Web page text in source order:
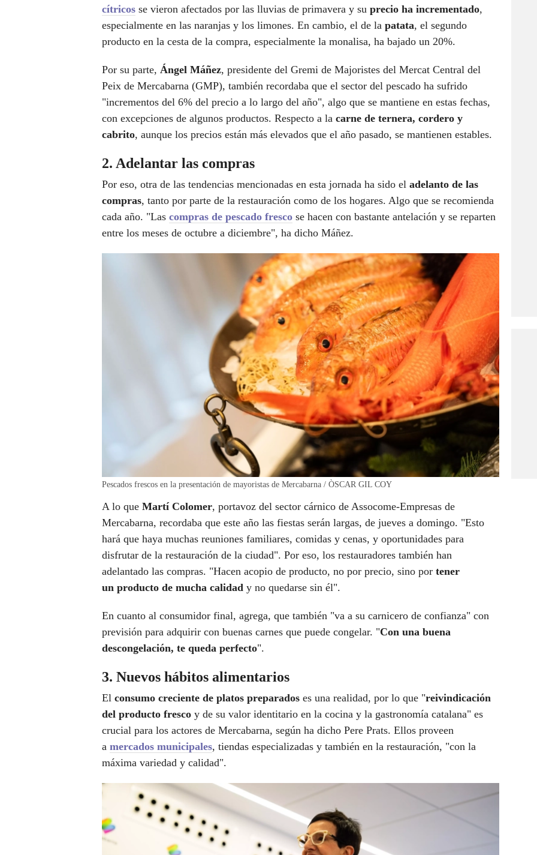
cítricos se vieron afectados por las lluvias de primavera y su precio ha incrementado,
especialmente en las naranjas y los limones. En cambio, el de la patata, el segundo
producto en la cesta de la compra, especialmente la monalisa, ha bajado un 20%.
Por su parte, Ángel Máñez, presidente del Gremi de Majoristes del Mercat Central del
Peix de Mercabarna (GMP), también recordaba que el sector del pescado ha sufrido
"incrementos del 6% del precio a lo largo del año", algo que se mantiene en estas fechas,
con excepciones de algunos productos. Respecto a la carne de ternera, cordero y
cabrito, aunque los precios están más elevados que el año pasado, se mantienen estables.
2. Adelantar las compras
Por eso, otra de las tendencias mencionadas en esta jornada ha sido el adelanto de las
compras, tanto por parte de la restauración como de los hogares. Algo que se recomienda
cada año. "Las compras de pescado fresco se hacen con bastante antelación y se reparten
entre los meses de octubre a diciembre", ha dicho Máñez.
Pescados frescos en la presentación de mayoristas de Mercabarna / ÒSCAR GIL COY
A lo que Martí Colomer, portavoz del sector cárnico de Assocome-Empresas de
Mercabarna, recordaba que este año las fiestas serán largas, de jueves a domingo. "Esto
hará que haya muchas reuniones familiares, comidas y cenas, y oportunidades para
disfrutar de la restauración de la ciudad". Por eso, los restauradores también han
adelantado las compras. "Hacen acopio de producto, no por precio, sino por tener
un producto de mucha calidad y no quedarse sin él".
En cuanto al consumidor final, agrega, que también "va a su carnicero de confianza" con
previsión para adquirir con buenas carnes que puede congelar. "Con una buena
descongelación, te queda perfecto".
3. Nuevos hábitos alimentarios
El consumo creciente de platos preparados es una realidad, por lo que "reivindicación
del producto fresco y de su valor identitario en la cocina y la gastronomía catalana" es
crucial para los actores de Mercabarna, según ha dicho Pere Prats. Ellos proveen
a mercados municipales, tiendas especializadas y también en la restauración, "con la
máxima variedad y calidad".